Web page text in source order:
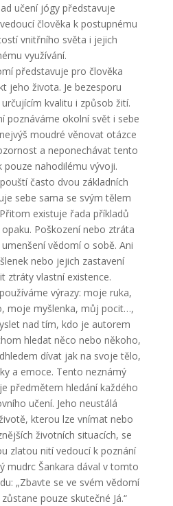
učení jógy představuje
člověka k postupnému
vnitřního světa i jejich
využívání.
pro člověka
jeho života. Je bezesporu
kvalitu i způsob žití.
poznáváme okolní svět i sebe
moudré věnovat otázce
a neponechávat tento
pouze nahodilému vývoji.
často dvou základních
sebe sama se svým tělem
existuje řada příkladů
Poškození nebo ztráta
vědomí o sobě. Ani
nebo jejich zastavení
ztráty vlastní existence.
výrazy: moje ruka,
moje myšlenka, můj pocit…,
nad tím, kdo je autorem
hledat něco nebo někoho,
dívat jak na svoje tělo,
a emoce. Tento neznámý
předmětem hledání každého
učení. Jeho neustálá
kterou lze vnímat nebo
životních situacích, se
zlatou nití vedoucí k poznání
mudrc Šankara dával v tomto
„Zbavte se ve svém vědomí
pouze skutečné Já.“